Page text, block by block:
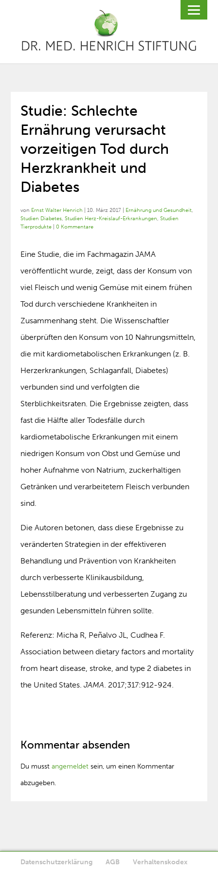
Studie: Schlechte
Ernährung verursacht
vorzeitigen Tod durch
Herzkrankheit und
Diabetes
von Ernst Walter Henrich |10. März 2017 Ernährung und Gesundheit,
Studien Diabetes,Studien Herz-Kreislauf-Erkrankungen,Studien
Tierprodukte |0 Kommentare
Eine Studie, die im Fachmagazin JAMA
veröffentlicht wurde, zeigt, dass der Konsum von
viel Fleisch und wenig Gemüse mit einem frühen
Tod durch verschiedene Krankheiten in
Zusammenhang steht. Die Wissenschaftler
überprüften den Konsum von 10 Nahrungsmitteln,
die mit kardiometabolischen Erkrankungen (z. B.
Herzerkrankungen, Schlaganfall, Diabetes)
verbunden sind und verfolgten die
Sterblichkeitsraten. Die Ergebnisse zeigten, dass
fast die Hälfte aller Todesfälle durch
kardiometabolische Erkrankungen mit einem
niedrigen Konsum von Obst und Gemüse und
hoher Aufnahme von Natrium, zuckerhaltigen
Getränken und verarbeitetem Fleisch verbunden
sind.
Die Autoren betonen, dass diese Ergebnisse zu
veränderten Strategien in der effektiveren
Behandlung und Prävention von Krankheiten
durch verbesserte Klinikausbildung,
Lebensstilberatung und verbesserten Zugang zu
gesunden Lebensmitteln führen sollte.
Referenz: Micha R, Peñalvo JL, Cudhea F.
Association between dietary factors and mortality
from heart disease, stroke, and type 2 diabetes in
the United States.JAMA. 2017;317:912-924.
Kommentar absenden
Du musstangemeldet sein, um einen Kommentar
abzugeben.
Datenschutzerklärung AGB
Verhaltenskodex